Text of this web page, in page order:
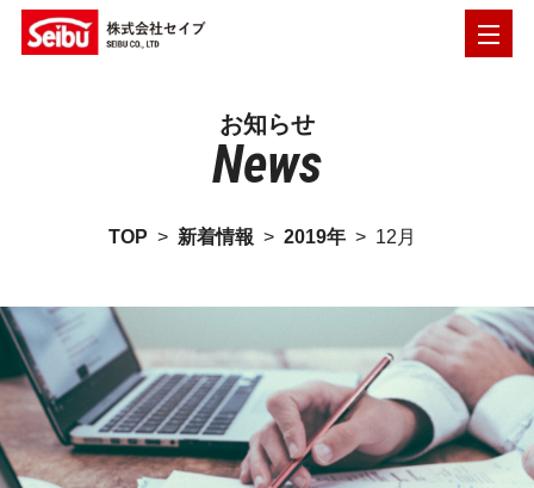
お知らせ
News
TOP > 新着情報 > 2019年 > 12月